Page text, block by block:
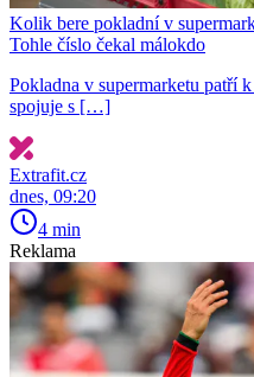
Kolik bere pokladní v
Tohle číslo čekal málokdo
Pokladna v supermarketu patří
spojuje s […]
Extrafit.cz
dnes, 09:20
4 min
Reklama